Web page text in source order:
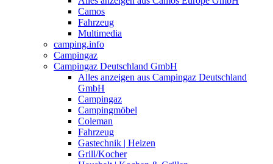
Camos
Fahrzeug
Multimedia
camping.info
Campingaz
Campingaz Deutschland GmbH
Alles anzeigen aus Campingaz Deutschland
GmbH
Campingaz
Campingmöbel
Coleman
Fahrzeug
Gastechnik | Heizen
Grill/Kocher